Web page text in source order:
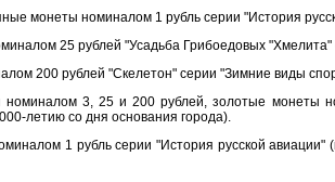
монеты номиналом 1 рубль серии "История
25 рублей "Усадьба Грибоедовых "Хмелита"
200 рублей "Скелетон" серии "Зимние виды
3, 25 и 200 рублей, золотые монеты
летию со дня основания города).
1 рубль серии "История русской авиации"